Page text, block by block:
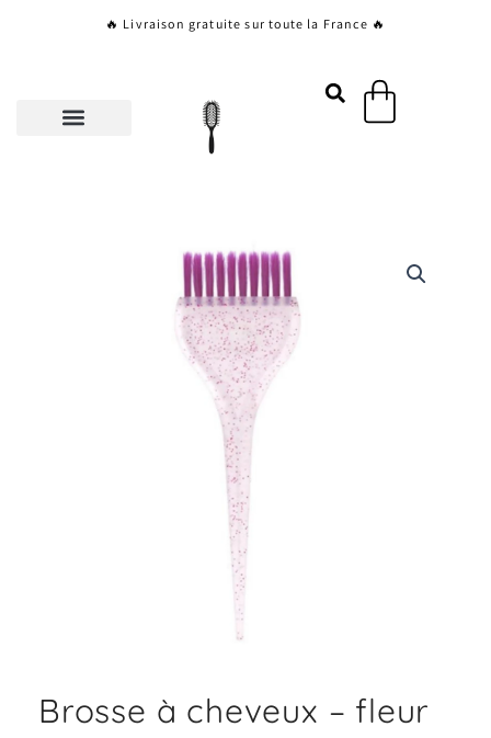
🔥 Livraison gratuite sur toute la France 🔥
Panier
Brosse à cheveux – fleur